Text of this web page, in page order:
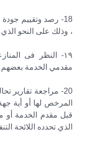
18- رصد وتقييم
، وذلك على النحو الذي
۱۹- النظر فى
مقدمي الخدمة بعضهم
20- مراجعة تقارير
المرخص لها أو أية
قبل مقدم الخدمة
الذي تحدده اللائحة